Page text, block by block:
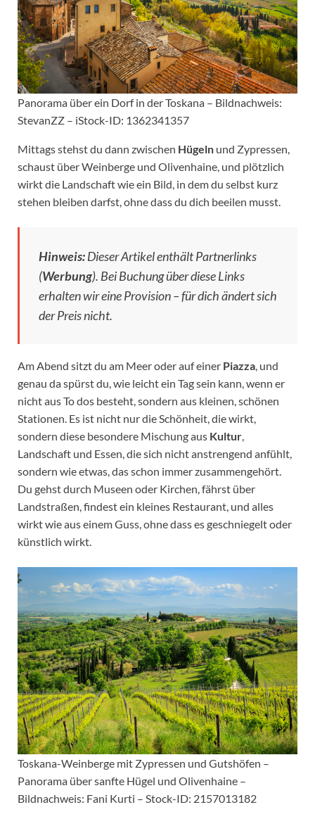
Panorama über ein Dorf in der Toskana – Bildnachweis:
StevanZZ – iStock-ID: 1362341357
Mittags stehst du dann zwischen Hügeln und Zypressen,
schaust über Weinberge und Olivenhaine, und plötzlich
wirkt die Landschaft wie ein Bild, in dem du selbst kurz
stehen bleiben darfst, ohne dass du dich beeilen musst.
Hinweis:Dieser Artikel enthält Partnerlinks
(Werbung). Bei Buchung über diese Links
erhalten wir eine Provision – für dich ändert sich
der Preis nicht.
Am Abend sitzt du am Meer oder auf einer Piazza, und
genau da spürst du, wie leicht ein Tag sein kann, wenn er
nicht aus To dos besteht, sondern aus kleinen, schönen
Stationen. Es ist nicht nur die Schönheit, die wirkt,
sondern diese besondere Mischung aus Kultur,
Landschaft und Essen, die sich nicht anstrengend anfühlt,
sondern wie etwas, das schon immer zusammengehört.
Du gehst durch Museen oder Kirchen, fährst über
Landstraßen, findest ein kleines Restaurant, und alles
wirkt wie aus einem Guss, ohne dass es geschniegelt oder
künstlich wirkt.
Toskana-Weinberge mit Zypressen und Gutshöfen –
Panorama über sanfte Hügel und Olivenhaine –
Bildnachweis: Fani Kurti – Stock-ID: 2157013182